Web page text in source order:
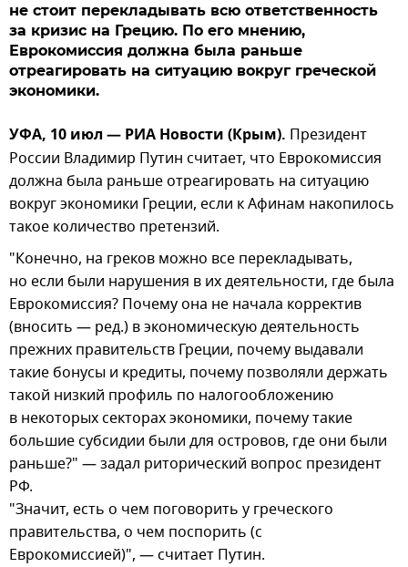
не стоит перекладывать всю ответственность
за кризис на Грецию. По его мнению,
Еврокомиссия должна была раньше
отреагировать на ситуацию вокруг греческой
экономики.
УФА, 10 июл — РИА Новости (Крым). Президент
России Владимир Путин считает, что Еврокомиссия
должна была раньше отреагировать на ситуацию
вокруг экономики Греции, если к Афинам накопилось
такое количество претензий.
"Конечно, на греков можно все перекладывать,
но если были нарушения в их деятельности, где была
Еврокомиссия? Почему она не начала корректив
(вносить — ред.) в экономическую деятельность
прежних правительств Греции, почему выдавали
такие бонусы и кредиты, почему позволяли держать
такой низкий профиль по налогообложению
в некоторых секторах экономики, почему такие
большие субсидии были для островов, где они были
раньше?" — задал риторический вопрос президент
РФ.
"Значит, есть о чем поговорить у греческого
правительства, о чем поспорить (с
Еврокомиссией)", — считает Путин.